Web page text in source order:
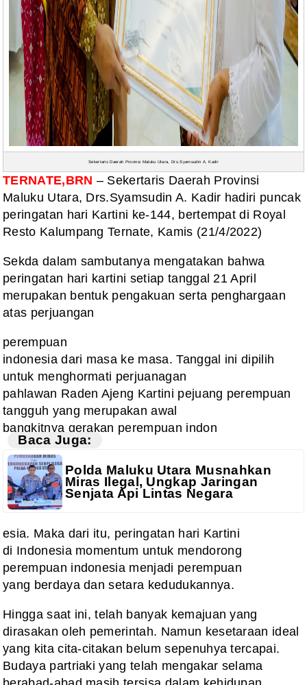
Sekertaris Daerah Provinsi Maluku Utara, Drs.Syamsudin A. Kadir
TERNATE,BRN – Sekertaris Daerah Provinsi
Maluku Utara, Drs.Syamsudin A. Kadir hadiri puncak
peringatan hari Kartini ke-144, bertempat di Royal
Resto Kalumpang Ternate, Kamis (21/4/2022)
Sekda dalam sambutanya mengatakan bahwa
peringatan hari kartini setiap tanggal 21 April
merupakan bentuk pengakuan serta penghargaan
atas perjuangan
perempuan
indonesia dari masa ke masa. Tanggal ini dipilih
untuk menghormati perjuanagan
pahlawan Raden Ajeng Kartini pejuang perempuan
tangguh yang merupakan awal
bangkitnya gerakan perempuan indon
Baca Juga:
Polda Maluku Utara Musnahkan
Miras Ilegal, Ungkap Jaringan
Senjata Api Lintas Negara
esia. Maka dari itu, peringatan hari Kartini
di Indonesia momentum untuk mendorong
perempuan indonesia menjadi perempuan
yang berdaya dan setara kedudukannya.
Hinggasaat ini, telah banyak kemajuan yang
dirasakan oleh pemerintah. Namun kesetaraan ideal
yang kita cita-citakan belum sepenuhya tercapai.
Budaya partriaki yang telah mengakar selama